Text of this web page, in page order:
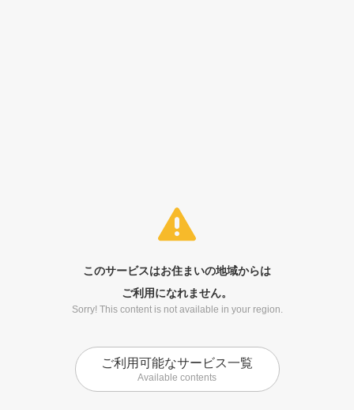
このサービスはお住まいの地域からは
ご利用になれません。
Sorry! This content is not available in your region.
ご利用可能なサービス一覧
Available contents